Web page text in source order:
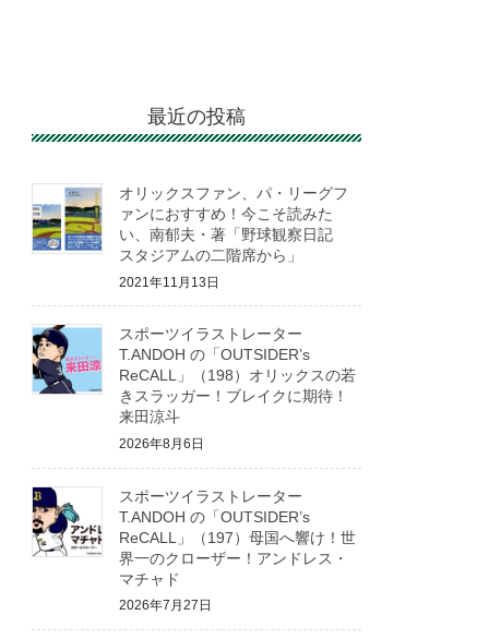
最近の投稿
オリックスファン、パ・リーグフ
ァンにおすすめ！今こそ読みた
い、南郁夫・著「野球観察日記
スタジアムの二階席から」
2021年11月13日
スポーツイラストレーター
T.ANDOH の「OUTSIDER’s
ReCALL」（198）オリックスの若
きスラッガー！ブレイクに期待！
来田涼斗
2026年8月6日
スポーツイラストレーター
T.ANDOH の「OUTSIDER’s
ReCALL」（197）母国へ響け！世
界一のクローザー！アンドレス・
マチャド
2026年7月27日